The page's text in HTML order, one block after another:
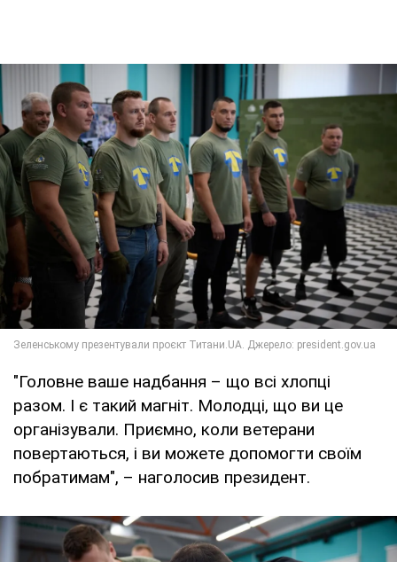
"Головне ваше надбання – що всі хлопці
разом. І є такий магніт. Молодці, що ви це
організували. Приємно, коли ветерани
повертаються, і ви можете допомогти своїм
побратимам", – наголосив президент.